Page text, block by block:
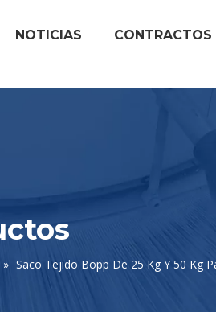
NOTICIAS CONTRACTOS
» Saco Tejido Bopp De 25 Kg Y 50 Kg